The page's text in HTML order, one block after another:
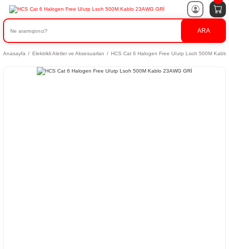
ARA
Anasayfa Elektrikli Aletler ve Aksesuarları HCS Cat 6 Halogen Free U/utp Lsoh 500M Kablo